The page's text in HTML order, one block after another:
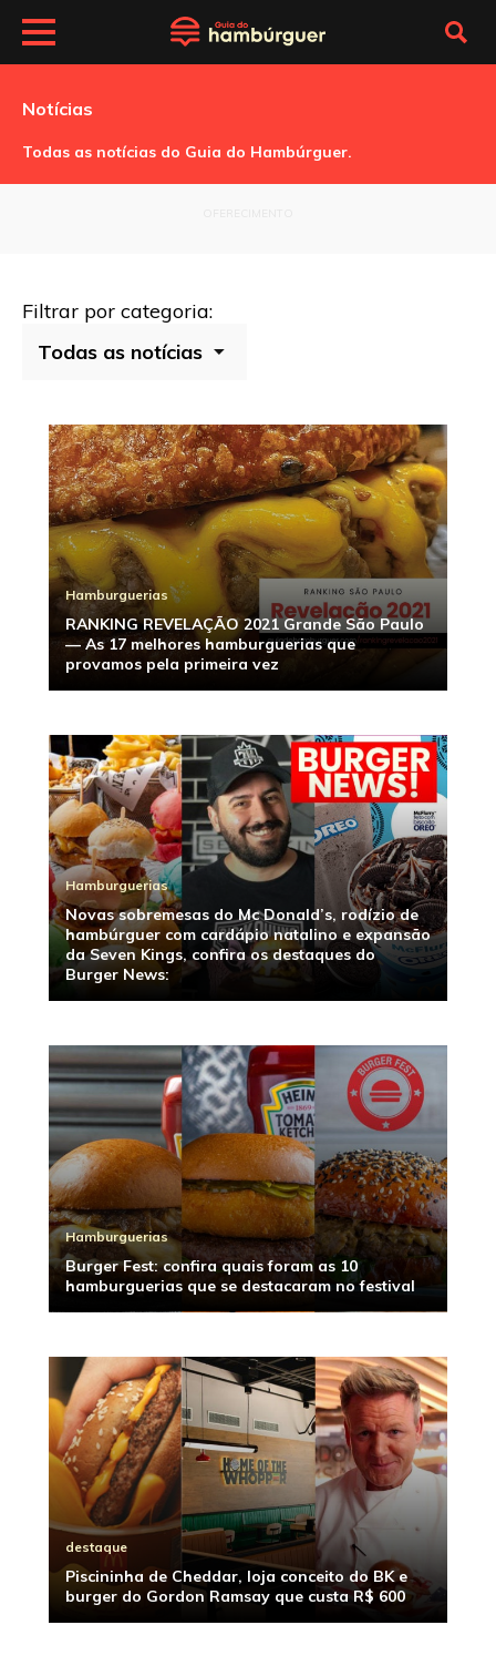
Notícias
Todas as notícias do Guia do Hambúrguer.
Filtrar por categoria:
Hamburguerias
RANKING REVELAÇÃO 2021 Grande São Paulo
— As 17 melhores hamburguerias que
provamos pela primeira vez
Hamburguerias
Novas sobremesas do Mc Donald’s, rodízio de
hambúrguer com cardápio natalino e expansão
da Seven Kings, confira os destaques do
Burger News:
Hamburguerias
Burger Fest: confira quais foram as 10
hamburguerias que se destacaram no festival
destaque
Piscininha de Cheddar, loja conceito do BK e
burger do Gordon Ramsay que custa R$ 600